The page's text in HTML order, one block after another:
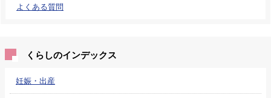
よくある質問
くらしのインデックス
妊娠・出産